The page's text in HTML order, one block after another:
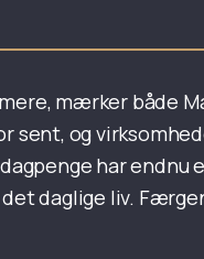
mærker både
sent, og
har endnu
daglige liv.